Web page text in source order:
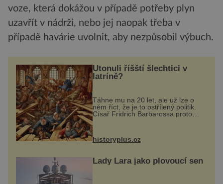
voze, která dokážou v případě potřeby plyn
uzavřít v nádrži, nebo jej naopak třeba v
případě havárie uvolnit, aby nezpůsobil výbuch.
Utonuli říšští šlechtici v
latríně?
Táhne mu na 20 let, ale už lze o
něm říct, že je to ostřílený politik.
Císař Fridrich Barbarossa proto
posílá svého syna a dědice
Jindřicha VI. do Erfurtu, aby se stal
prostředníkem při řešení sporu m...
historyplus.cz
Lady Lara jako plovoucí sen